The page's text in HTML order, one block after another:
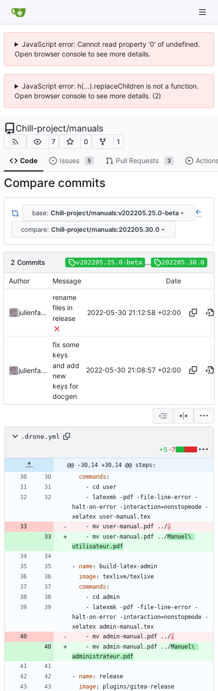
JavaScript error: Cannot read property '0' of undefined.
Open browser console to see more details.
JavaScript error: h(...).replaceChildren is not a function.
Open browser console to see more details. (2)
Chill-project/manuals
7 0 1
Code Issues 5 Pull Requests 3
Compare commits
base: Chill-project/manuals:v202205.25.0-beta ...
compare: Chill-project/manuals:202205.30.0
2 Commits v202205.25.0-beta ... 202205.30.0
Author Message Date
julienfastre
rename
files in
release
2022-05-30 21:12:58 +02:00
julienfastre
fix some
keys
and add
new
keys for
docgen
2022-05-30 21:08:57 +02:00
.drone.yml
+5 -7
@@ -30,14 +30,14 @@ steps:
commands :
- cd user
-
latexmk -pdf -file-line-error -
halt-on-error -interaction=nonstopmode -
xelatex user-manual.tex
- mv user-manual.pdf ../.
- mv user-manual.pdf ../Manuel\
utilisateur.pdf
- name:
build-latex-admin
image:
texlive/texlive
commands :
- cd admin
-
latexmk -pdf -file-line-error -
halt-on-error -interaction=nonstopmode -
xelatex admin-manual.tex
- mv admin-manual.pdf ../.
- mv admin-manual.pdf ../Manuel\
administrateur.pdf
- name:
release
image:
plugins/gitea-release